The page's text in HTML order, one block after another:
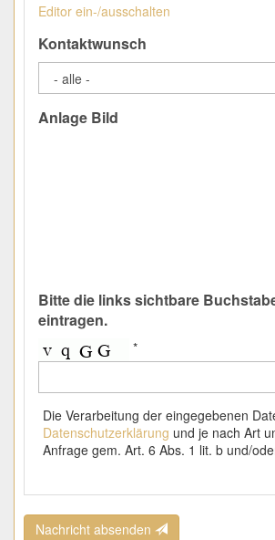
Editor ein-/ausschalten
Kontaktwunsch
Anlage Bild
Bitte die links sichtbare
eintragen.
*
Die Verarbeitung der eingegebenen
Datenschutzerklärung und je nach Art
Anfrage gem. Art. 6 Abs. 1 lit. b und/
Nachricht absenden